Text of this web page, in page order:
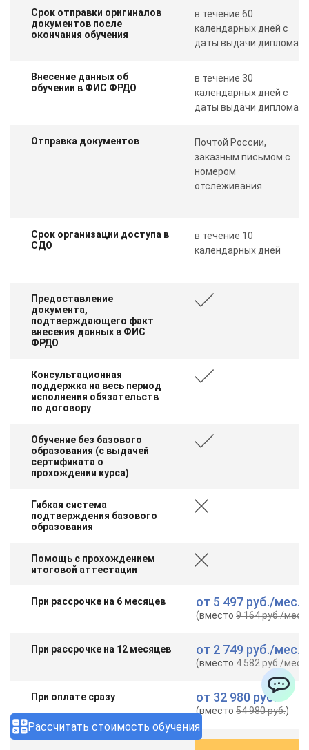
Рассчитать стоимость обучения
Срок отправки оригиналов
документов после
окончания обучения
в течение 60
календарных дней с
даты выдачи диплома
Внесение данных об
обучении в ФИС ФРДО
в течение 30
календарных дней с
даты выдачи диплома
Отправка документов
Почтой России,
заказным письмом с
номером
отслеживания
Срок организации доступа в
СДО
в течение 10
календарных дней
Предоставление
документа,
подтверждающего факт
внесения данных в ФИС
ФРДО
Консультационная
поддержка на весь период
исполнения обязательств
по договору
Обучение без базового
образования (с выдачей
сертификата о
прохождении курса)
Гибкая система
подтверждения базового
образования
Помощь с прохождением
итоговой аттестации
При рассрочке на 6 месяцев от 5 497 руб./мес.
(вместо9 164 руб./мес.
При рассрочке на 12 месяцев от 2 749 руб./мес.
(вместо4 582 руб./мес.
При оплате сразу от 32 980 руб.
(вместо54 980 руб.)
online
Telegram WhatsApp
Max
ChatApp